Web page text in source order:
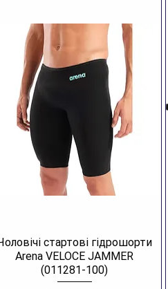
стартові гідрошорти
Arena VELOCE JAMMER
(011281-100)